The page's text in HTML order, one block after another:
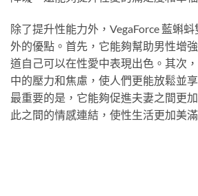
除了提升性能力外，VegaForce 藍蝌
外的優點。首先，它能夠幫助男性增
道自己可以在性愛中表現出色。其次
中的壓力和焦慮，使人們更能放鬆並
最重要的是，它能夠促進夫妻之間更
此之間的情感連結，使性生活更加美